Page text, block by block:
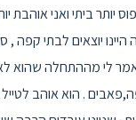
יותר ביתי ואני אוהבת
יוצאים לבתי קפה
לי מההתחלה שהוא
. הוא אוהב